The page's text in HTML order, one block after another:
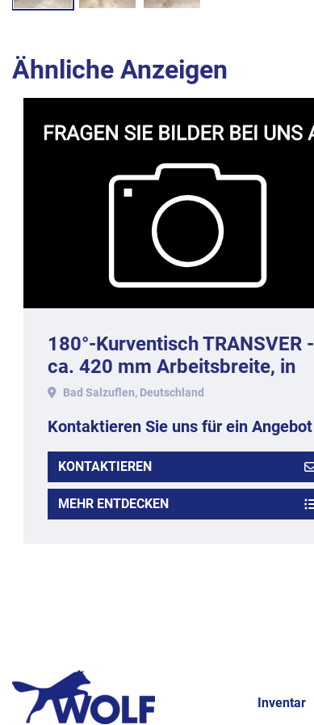
Ähnliche Anzeigen
180°-Kurventisch TRANSVER -
ca. 420 mm Arbeitsbreite, in
Edelstahlausführung.
Bad Salzuflen, Deutschland
Kontaktieren Sie uns für ein Angebot
KONTAKTIEREN
MEHR ENTDECKEN
Inventar